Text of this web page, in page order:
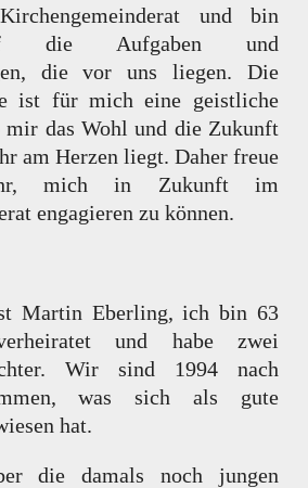
und bin
die Aufgaben und
die vor uns liegen. Die
ist für mich eine geistliche
mir das Wohl und die Zukunft
am Herzen liegt. Daher freue
mich in Zukunft im
engagieren zu können.
Martin Eberling, ich bin 63
und habe zwei
Wir sind 1994 nach
was sich als gute
hat.
die damals noch jungen